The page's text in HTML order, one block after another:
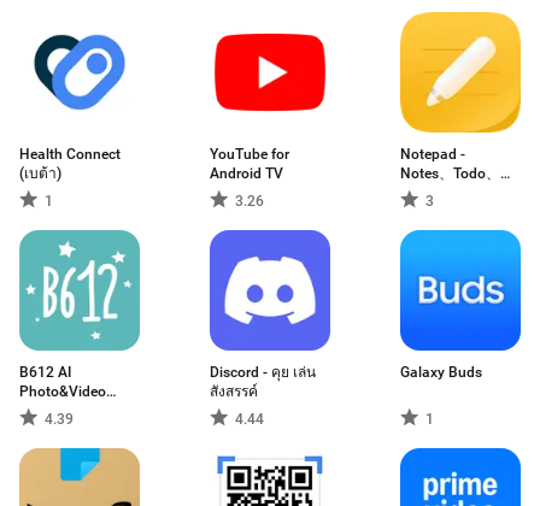
Health Connect
(เบต้า)
1
YouTube for
Android TV
3.26
Notepad -
Notes、Todo、
Memo
3
B612 AI
Photo&Video
Editor4.39
Discord - คุย เล่น
สังสรรค์
4.44
Galaxy Buds
1